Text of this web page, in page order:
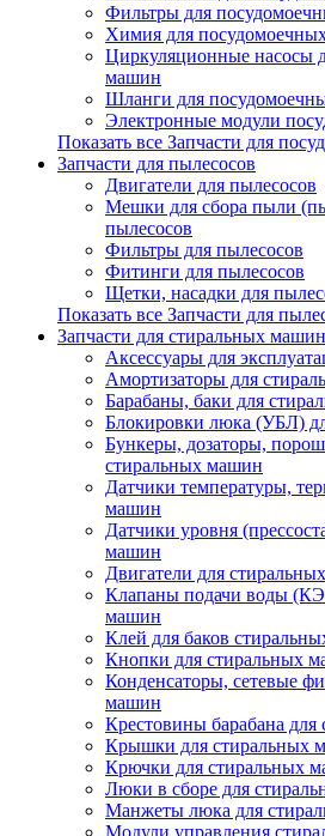
Фильтры для
Химия для
Циркуляционные насосы
машин
Шланги для
Электронные модули
Показать все Запчасти для
Запчасти для пылесосов
Двигатели для пылесосов
Мешки для сбора пыли
пылесосов
Фильтры для пылесосов
Фитинги для пылесосов
Щетки, насадки для
Показать все Запчасти для
Запчасти для стиральных машин
Аксессуары для
Амортизаторы для
Барабаны, баки для
Блокировки люка (УБЛ)
Бункеры, дозаторы,
стиральных машин
Датчики температуры,
машин
Датчики уровня
машин
Двигатели для
Клапаны подачи воды
машин
Клей для баков
Кнопки для стиральных
Конденсаторы, сетевые
машин
Крестовины барабана
Крышки для стиральных
Крючки для стиральных
Люки в сборе для
Манжеты люка для
Модули управления